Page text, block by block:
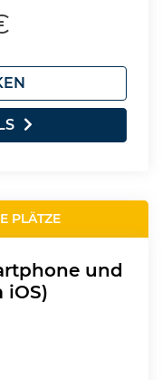
PLÄTZE
und
iOS)